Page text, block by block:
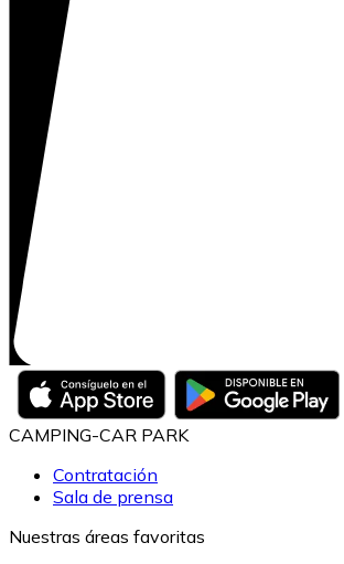
CAMPING-CAR PARK
Contratación
Sala de prensa
Nuestras áreas favoritas